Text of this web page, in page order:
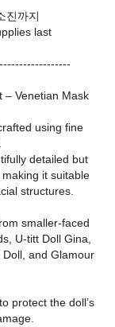
진까지
last
– Venetian Mask
using fine
detailed but
it suitable
structures.
smaller-faced
U-titt Doll Gina,
and Glamour
protect the doll’s